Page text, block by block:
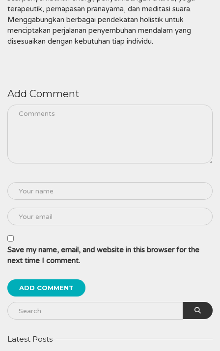
terapeutik, pernapasan pranayama, dan meditasi suara.
Menggabungkan berbagai pendekatan holistik untuk
menciptakan perjalanan penyembuhan mendalam yang
disesuaikan dengan kebutuhan tiap individu.
Add Comment
Save my name, email, and website in this browser for the
next time I comment.
Latest Posts